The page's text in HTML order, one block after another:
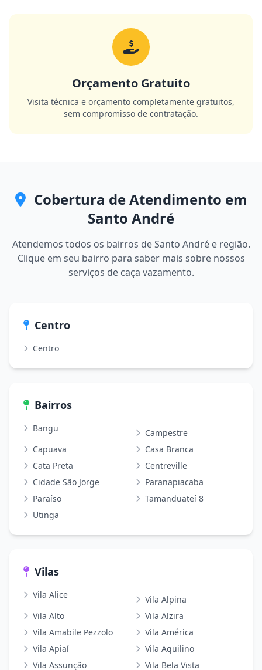
Orçamento Gratuito
Visita técnica e orçamento completamente gratuitos,
sem compromisso de contratação.
Cobertura de Atendimento em
Santo André
Atendemos todos os bairros de Santo André e região.
Clique em seu bairro para saber mais sobre nossos
serviços de caça vazamento.
Centro
Centro
Bairros
Bangu
Campestre
Capuava
Casa Branca
Cata Preta
Centreville
Cidade São Jorge
Paranapiacaba
Paraíso
Tamanduateí 8
Utinga
Vilas
Vila Alice
Vila Alpina
Vila Alto
Vila Alzira
Vila Amabile Pezzolo
Vila América
Vila Apiaí
Vila Aquilino
Vila Assunção
Vila Bela Vista